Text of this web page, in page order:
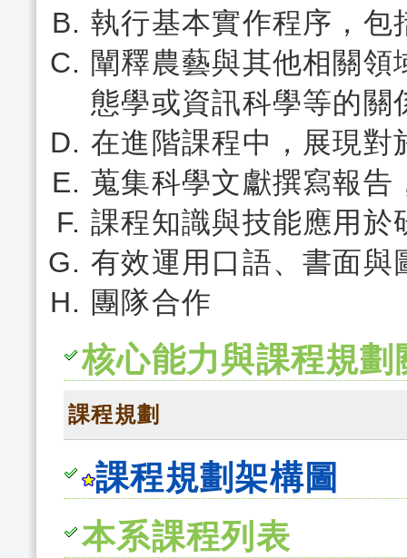
執行基本實作程序，包
闡釋農藝與其他相關
態學或資訊科學等的關
在進階課程中，展現對
蒐集科學文獻撰寫報告
課程知識與技能應用於
有效運用口語、書面與
團隊合作
核心能力與課程規劃
課程規劃
課程規劃架構圖
本系課程列表